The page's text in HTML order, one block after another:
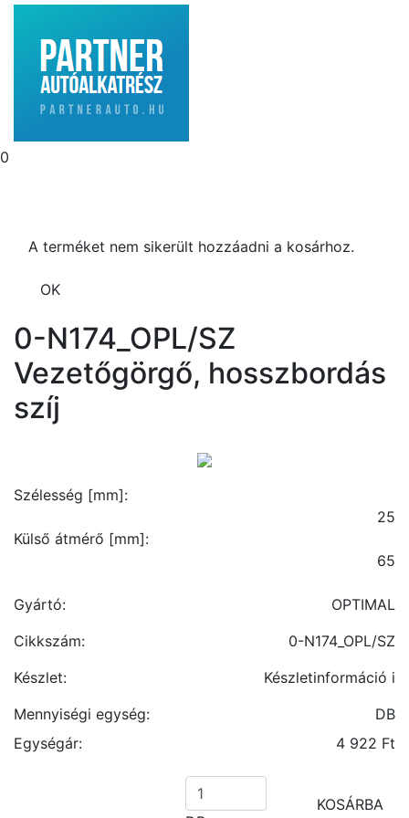
0
A terméket nem sikerült hozzáadni a kosárhoz.
OK
0-N174_OPL/SZ
Vezetőgörgő, hosszbordás
szíj
Szélesség [mm]:
25
Külső átmérő [mm]:
65
Gyártó:
OPTIMAL
Cikkszám:
0-N174_OPL/SZ
Készlet:
Készletinformáció i
Mennyiségi egység:
DB
Egységár:
4 922 Ft
KOSÁRBA